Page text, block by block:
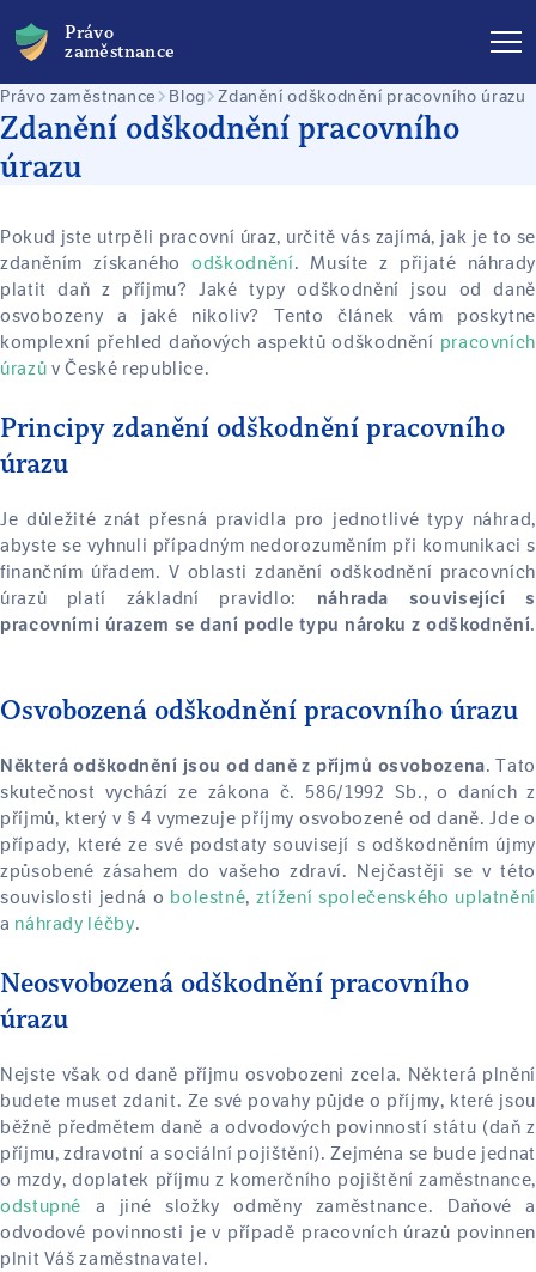
Právo
zaměstnance
Zdanění odškodnění pracovního
úrazu
Právo zaměstnance Blog Zdanění odškodnění pracovního úrazu
Pokud jste utrpěli pracovní úraz, určitě vás zajímá, jak je to se
zdaněním získanéhoodškodnění. Musíte z přijaté náhrady
platit daň z příjmu? Jaké typy odškodnění jsou od daně
osvobozeny a jaké nikoliv? Tento článek vám poskytne
komplexní přehled daňových aspektů odškodnění pracovních
úrazů v České republice.
Principy zdanění odškodnění pracovního
úrazu
Je důležité znát přesná pravidla pro jednotlivé typy náhrad,
abyste se vyhnuli případným nedorozuměním při komunikaci s
finančním úřadem. V oblasti zdanění odškodnění pracovních
úrazů platí základní pravidlo:
náhrada související s
pracovními úrazem se daní podle typu nároku z odškodnění.
Osvobozená odškodnění pracovního úrazu
Některá odškodnění jsou od daně z příjmů osvobozena. Tato
skutečnost vychází ze zákona č. 586/1992 Sb., o daních z
příjmů, který v § 4 vymezuje příjmy osvobozené od daně. Jde o
případy, které ze své podstaty souvisejí s odškodněním újmy
způsobené zásahem do vašeho zdraví. Nejčastěji se v této
souvislosti jedná o bolestné, ztížení společenského uplatnění
a náhrady léčby.
Neosvobozená odškodnění pracovního
úrazu
Nejste však od daně příjmu osvobozeni zcela. Některá plnění
budete muset zdanit. Ze své povahy půjde o příjmy, které jsou
běžně předmětem daně a odvodových povinností státu (daň z
příjmu, zdravotní a sociální pojištění). Zejména se bude jednat
o mzdy, doplatek příjmu z komerčního pojištění zaměstnance,
odstupné a jiné složky odměny zaměstnance. Daňové a
odvodové povinnosti je v případě pracovních úrazů povinnen
plnit Váš zaměstnavatel.